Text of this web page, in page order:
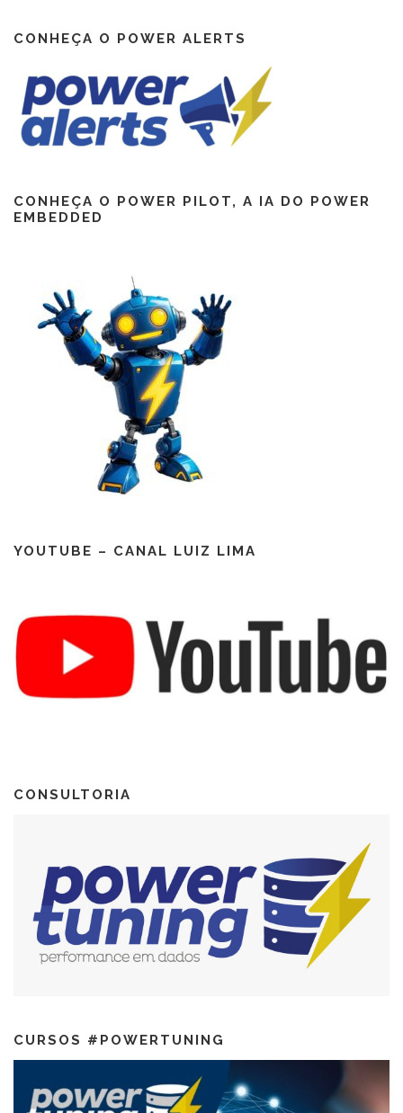
CONHEÇA O POWER ALERTS
CONHEÇA O POWER PILOT, A IA DO POWER
EMBEDDED
YOUTUBE – CANAL LUIZ LIMA
CONSULTORIA
CURSOS #POWERTUNING